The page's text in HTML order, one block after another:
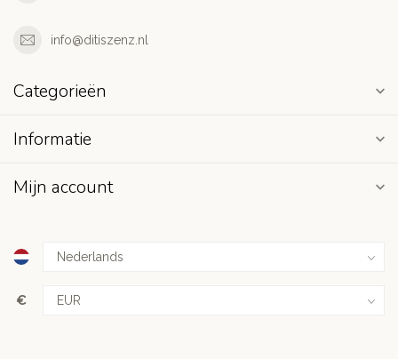
info@ditiszenz.nl
Categorieën
Informatie
Mijn account
€